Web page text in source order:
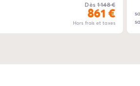
Dès 1 148 €
861 €
Hors frais et taxes